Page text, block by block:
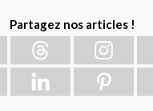
Partagez nos articles !